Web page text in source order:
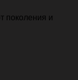
поколения и